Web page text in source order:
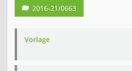
2016-21/0663
Vorlage